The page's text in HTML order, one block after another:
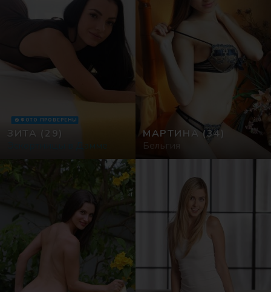
ЗИТА (29)
ФОТО ПРОВЕРЕНЫ
МАРТИНА (34)
Бельгия